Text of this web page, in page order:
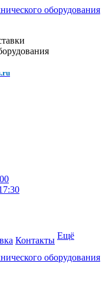
Контакты Ещё